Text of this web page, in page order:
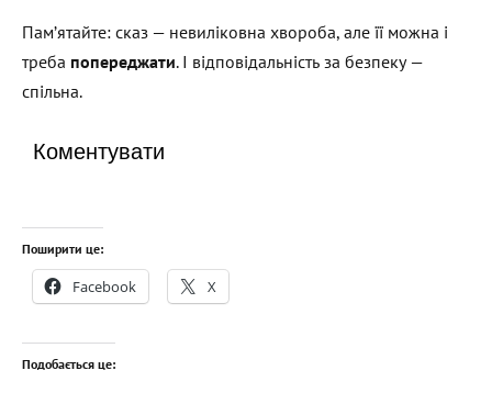
Пам’ятайте: сказ — невиліковна хвороба, але її можна і
треба попереджати. І відповідальність за безпеку —
спільна.
Коментувати
Поширити це:
Facebook X
Подобається це: